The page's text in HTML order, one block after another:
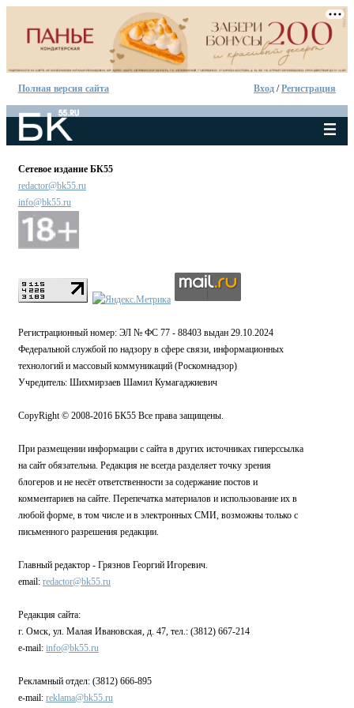
Полная версия сайта Вход /Регистрация
Сетевое издание БК55
redactor@bk55.ru
info@bk55.ru
Регистрационный номер: ЭЛ № ФС 77 - 88403 выдан 29.10.2024
Федеральной службой по надзору в сфере связи, информационных
технологий и массовый коммуникаций (Роскомнадзор)
Учредитель: Шихмирзаев Шамил Кумагаджиевич
CopyRight © 2008-2016 БК55 Все права защищены.
При размещении информации с сайта в других источниках гиперссылка
на сайт обязательна. Редакция не всегда разделяет точку зрения
блогеров и не несёт ответственности за содержание постов и
комментариев на сайте. Перепечатка материалов и использование их в
любой форме, в том числе и в электронных СМИ, возможны только с
письменного разрешения редакции.
Главный редактор - Грязнов Георгий Игоревич.
email: redactor@bk55.ru
Редакция сайта:
г. Омск, ул. Малая Ивановская, д. 47, тел.: (3812) 667-214
e-mail: info@bk55.ru
Рекламный отдел: (3812) 666-895
e-mail: reklama@bk55.ru